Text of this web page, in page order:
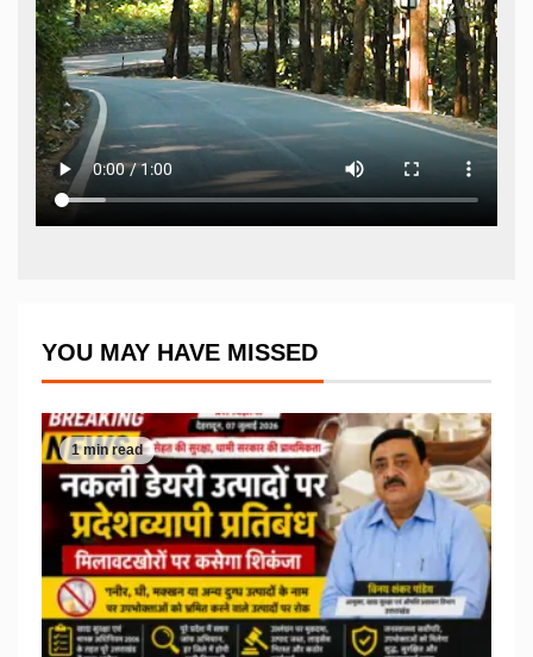
YOU MAY HAVE MISSED
1 min read